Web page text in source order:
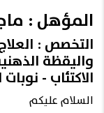
المؤهل :
التخصص :
واليقظة
الاكتئاب -
السلام عليكم